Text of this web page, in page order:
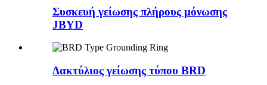
Συσκευή γείωσης πλήρους μόνωσης
JBYD
Δακτύλιος γείωσης τύπου BRD